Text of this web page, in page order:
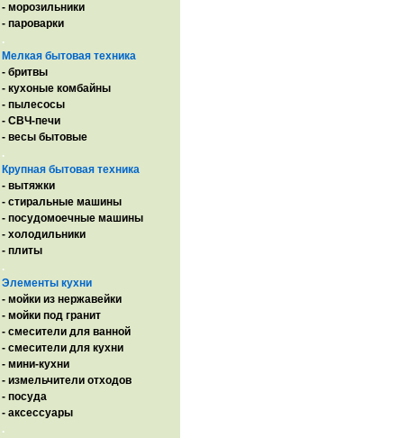
- морозильники
- пароварки
.
Мелкая бытовая техника
- бритвы
- кухоные комбайны
- пылесосы
- СВЧ-печи
- весы бытовые
.
Крупная бытовая техника
- вытяжки
- стиральные машины
- посудомоечные машины
- холодильники
- плиты
.
Элементы кухни
- мойки из нержавейки
- мойки под гранит
- смесители для ванной
- смесители для кухни
- мини-кухни
- измельчители отходов
- посуда
- аксессуары
.